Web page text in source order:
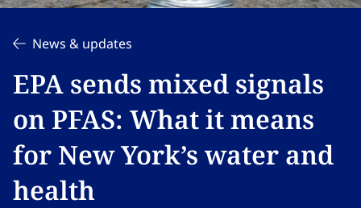
News & updates
EPA sends mixed signals
on PFAS: What it means
for New York’s water and
health​​​​‌ ‍ ​‍​‍‌‍ ‌ ​‍‌‍‍‌‌‍‌ ‌‍‍‌‌‍ ‍​‍​‍​ ‍‍​‍​‍‌ ​ ‌‍​‌‌‍ ‍‌‍‍‌‌ ‌​‌ ‍‌​‍ ‍‌‍‍‌‌‍ ​‍​‍​‍ ​​‍​‍‌‍‍​‌ ​‍‌‍‌‌‌‍‌‍​‍​‍​ ‍‍​‍​‍‌‍‍​‌ ‌​‌ ‌​‌ ​​‌ ​ ​ ‍‍​‍ ​‍ ‌‍​ ‌‍ ‌‌ ​ ​‍ ‍‌‍ ‌‌‍​‌‌‍‍‌‌‍ ‍​‍ ‍​ ​‍​ ​​​ ​‍​ ‌​‌ ​‍‌‍‌‌‌‍‌​‌‍‌‌‌ ​ ‌‍‍‌‌‍‌ ‌‍ ‍​‍ ‍‌ ​‍‌‍‍‌‌ ‌‍‌‍‌‌‌ ​‍‌‍‍ ‌‍‌‌‌‍‌‌‌ ​​‌‍‌‌‌ ​‍​‍ ‍‌‍ ‌ ​‍‌‍‌ ​‍ ‌‍‍‌‌‍ ‍‌ ‌​‌‍‌‌‌‍ ‍‌ ‌​​‍ ‌‍‌‌‌‍‌​‌‍‍‌‌ ‌​​‍ ‌‍ ‌‌‍ ‌‍‌​‌‍‌‌​ ‌‌ ​​‌ ​‍‌‍‌‌‌ ​ ‌‍‌‌‌‍ ‍‌ ‌​‌‍​‌‌ ‌​‌‍‍‌‌‍ ‌‍ ‍​ ‍ ‌‍‍‌‌‍‌​​ ‌‌‍​ ​ ​‍‌‍‌‍​ ​​​ ​‌‌‍​ ​ ‌ ​ ‌ ​‍ ‌‌‍​‍​ ‌​​ ​‌‌‍​‌​‍ ‌​ ‌​​ ‌​‌‍​‌​ ‌​​‍ ‌‌‍​‌​ ​​‌‍​‌‌‍‌‌​‍ ‌​ ‌‍​ ‌ ​ ‌‌‌‍​ ​ ‌​​ ‍​​ ‍‌​ ​‍​ ‌ ​ ​ ​ ​​​ ‌​​ ‍ ‌ ‌​‌ ‍‌‌ ​​‌‍‌‌​ ‌‌‍​‌‌ ​‍‌ ‌​‌‍‍‌‌‍​ ‌‍ ​‌‍‌‌​ ‍ ‌ ​​‌‍​‌‌ ‌​‌‍‍​​ ‌‌ ‌​‌‍‍‌‌ ‌​‌‍ ​‌‍‌‌​ ‌‍​‍‌‍​‌‌ ​ ‌‍‌‌‌‌‌‌‌ ​‍‌‍ ​​ ‌‌‍‍​‌ ‌​‌ ‌​‌ ​​‌ ​ ​‍‌‌​ ​ ‌​​‌​‍‌‌​ ​‍‌​‌‍​‍‌‌​ ​‍‌​‌‍‌‍​ ‌‍ ‌‌ ​ ​‍ ‍‌‍ ‌‌‍​‌‌‍‍‌‌‍ ‍​‍ ‍​ ​‍​ ​​​ ​‍​ ‌​‌ ​‍‌‍‌‌‌‍‌​‌‍‌‌‌ ​ ‌‍‍‌‌‍‌ ‌‍ ‍​‍ ‍‌ ​‍‌‍‍‌‌ ‌‍‌‍‌‌‌ ​‍‌‍‍ ‌‍‌‌‌‍‌‌‌ ​​‌‍‌‌‌ ​‍​‍ ‍‌‍ ‌ ​‍‌‍‌ ​‍‌‍‌‍‍‌‌‍‌​​ ‌‌‍​ ​ ​‍‌‍‌‍​ ​​​ ​‌‌‍​ ​ ‌ ​ ‌ ​‍ ‌‌‍​‍​ ‌​​ ​‌‌‍​‌​‍ ‌​ ‌​​ ‌​‌‍​‌​ ‌​​‍ ‌‌‍​‌​ ​​‌‍​‌‌‍‌‌​‍ ‌​ ‌‍​ ‌ ​ ‌‌‌‍​ ​ ‌​​ ‍​​ ‍‌​ ​‍​ ‌ ​ ​ ​ ​​​ ‌​​‍‌‍‌ ‌​‌ ‍‌‌ ​​‌‍‌‌​ ‌‌‍​‌‌ ​‍‌ ‌​‌‍‍‌‌‍​ ‌‍ ​‌‍‌‌​‍‌‍‌ ​​‌‍​‌‌ ‌​‌‍‍​​ ‌‌ ‌​‌‍‍‌‌ ‌​‌‍ ​‌‍‌‌​‍‌‍‌ ​​‌‍‌‌‌ ​‍‌ ​ ‌ ​​‌‍‌‌‌‍​ ‌ ‌​‌‍‍‌‌ ‌‍‌‍‌‌​ ‌‌ ​​‌ ‌‌‌‍​‍‌‍ ​‌‍‍‌‌ ​ ‌‍‍​‌‍‌‌‌‍‌​​‍​‍‌ ‌